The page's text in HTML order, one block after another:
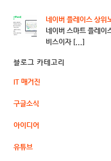
네이버 플레이스 상위
네이버 스마트 플레이
비스이자 [...]
블로그 카테고리
IT 매거진
구글소식
아이디어
유튜브